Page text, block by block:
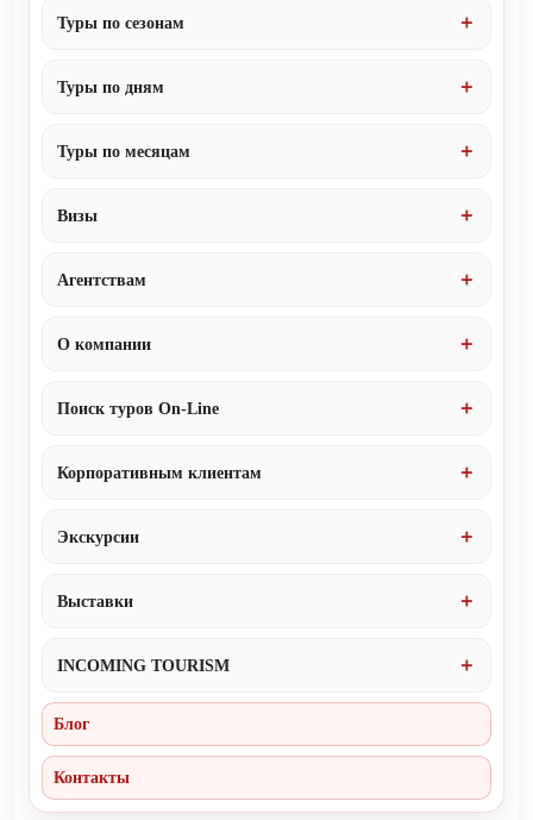
Туры по сезонам
Туры по дням
Туры по месяцам
Визы
Агентствам
О компании
Поиск туров On-Line
Корпоративным клиентам
Экскурсии
Выставки
INCOMING TOURISM
Блог
Контакты